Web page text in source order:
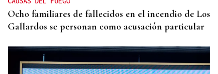
Ocho familiares de fallecidos en el incendio de Los
Gallardos se personan como acusación particular